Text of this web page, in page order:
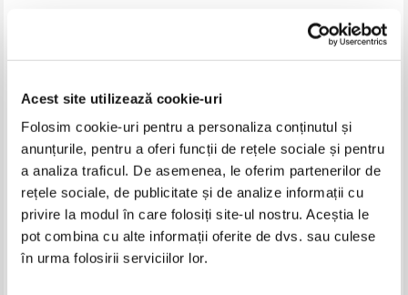
Acest site utilizează cookie-uri
Folosim cookie-uri pentru a personaliza conținutul și
anunțurile, pentru a oferi funcții de rețele sociale și pentru
a analiza traficul. De asemenea, le oferim partenerilor de
rețele sociale, de publicitate și de analize informații cu
privire la modul în care folosiți site-ul nostru. Aceștia le
pot combina cu alte informații oferite de dvs. sau culese
în urma folosirii serviciilor lor.
Peter Atrill - Contabilitatea si
Diana Calin - Respect pentru
educatie pentru sustenabilitate